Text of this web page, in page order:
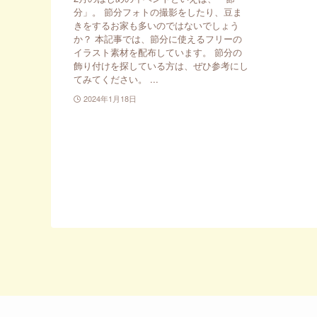
分」。 節分フォトの撮影をしたり、豆ま
きをするお家も多いのではないでしょう
か？ 本記事では、節分に使えるフリーの
イラスト素材を配布しています。 節分の
飾り付けを探している方は、ぜひ参考にし
てみてください。 ...
2024年1月18日